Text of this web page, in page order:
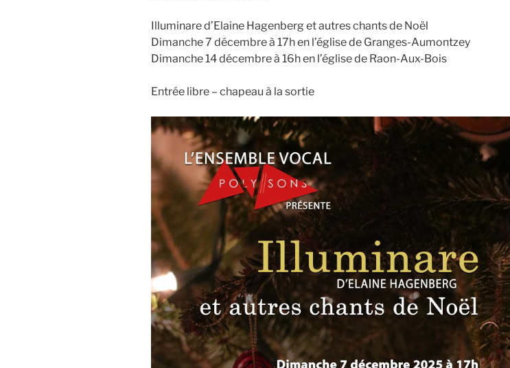
Illuminare d’Elaine Hagenberg et autres chants de Noël
Dimanche 7 décembre à 17h en l’église de Granges-Aumontzey
Dimanche 14 décembre à 16h en l’église de Raon-Aux-Bois
Entrée libre – chapeau à la sortie